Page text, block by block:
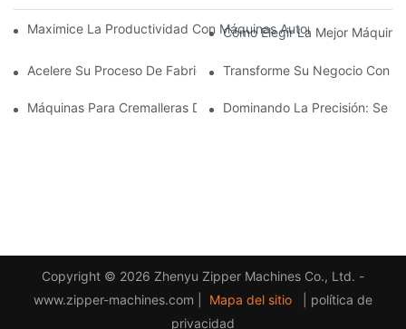
Maximice La Productividad Con Máquinas Automáticas Para
Cómo Elegir La Mejor
Acelere Su Proceso De Fabricación De Cremalleras Con
Transforme Su Negocio Con
Máquinas Para Cremalleras De Plástico: Una Guía Completa
Dominando La Precisión: Se
Copyright © 2026 Zhenyu Zipper Machines Co., Ltd. -
www.zipper-machines.com |
Mapa del sitio
política de
privacidad